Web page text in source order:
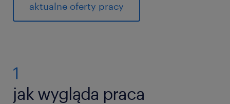
aktualne oferty pracy
1
jak wygląda praca